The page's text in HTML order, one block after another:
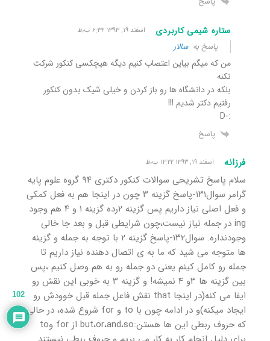
ستاره شیمی کاربردی اسفند ۱۹, ۱۳۹۳ ۶:۳۴ ب٫ظ
پاسخ بهسالار
من که میگم بیاین اعتصاب کنیم دیگه هیچکسی کنکور شرکت
نکنه
بلکه در دانشگاه ها رو باز کردن و خیلی شیک بدون کنکور
رفتیم دکتر شدیم !!!
:-D
پاسخ
فرزانه اسفند ۱۹, ۱۳۹۳ ۱۲:۲۲ ب٫ظ
سلام پاسخ تشریحی سوالات کنکور دکتری ۹۴ گروه علوم پایه
گرامر سوال۱۳۱-پاسخ گزینه ۳ چون در اینجا هم به فعل کمکی
و فعل اصلی نیاز داریم پس گزینه ۲رده گزینه ۱ و ۴ هم وجود
ing در جمله نیاز نیست،چون شرایطی قبل و بعد جا خالی
وجودنداره. سوال۱۳۲-پاسخ گزینه ۲ با توجه به جمله و گزینه
ها متوجه می شید که ما به ی اتصال دهنده نیاز داریم تا
جمله رو کامل کینم یعنی دو جمله رو به هم وصل کنیم ،پس
بین گزینه ها ۳و ۴ نمیشه! و گزینه ۳ به خوبی این نقش رو
ایفا می کنه(در اینجا that نقش فاعل جمله قبل خوودش رو
ایجاد میکنه)و در ادامه چون با to و for شروع شده، در حالی
که حروف ربطی این ها هستن:but،or،and،so از for وto
102